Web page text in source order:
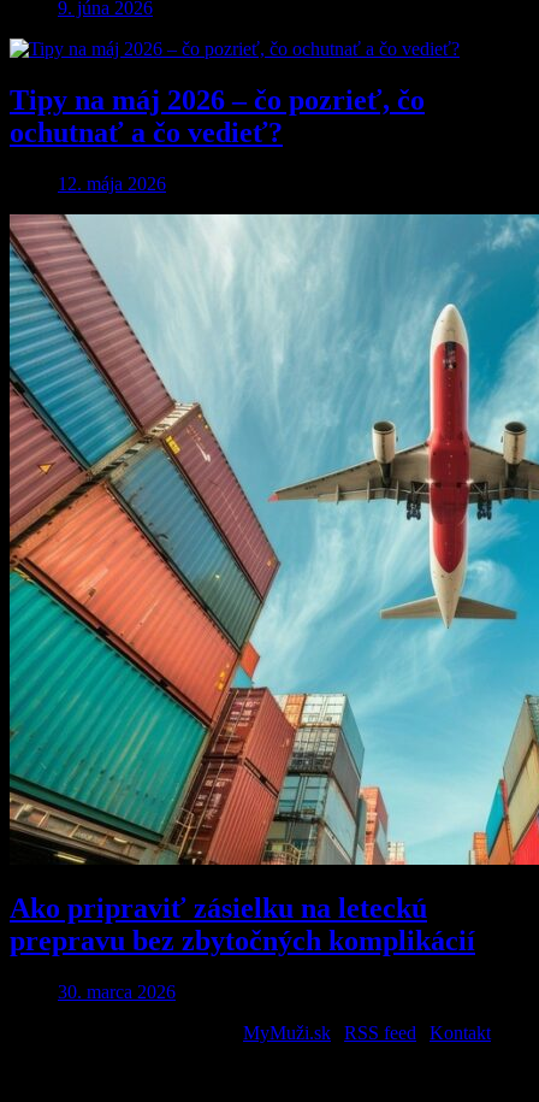
9. júna 2026
Tipy na máj 2026 – čo pozrieť, čo
ochutnať a čo vedieť?
12. mája 2026
Ako pripraviť zásielku na leteckú
prepravu bez zbytočných komplikácií
30. marca 2026
MyMuži.sk RSS feed Kontakt